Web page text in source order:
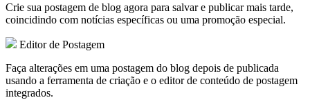
Crie sua postagem de blog agora para salvar e publicar mais tarde,
coincidindo com notícias específicas ou uma promoção especial.
Editor de Postagem
Faça alterações em uma postagem do blog depois de publicada
usando a ferramenta de criação e o editor de conteúdo de postagem
integrados.